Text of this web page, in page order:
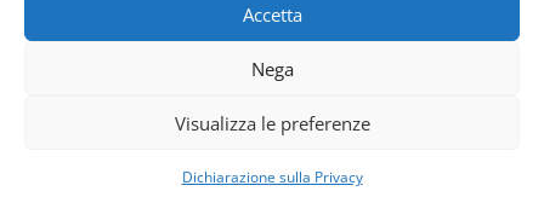
Accetta
Nega
Visualizza le preferenze
Dichiarazione sulla Privacy
Confcommercio Cosenza é certificata con il Sistema di
quella di Corigliano Rossano.